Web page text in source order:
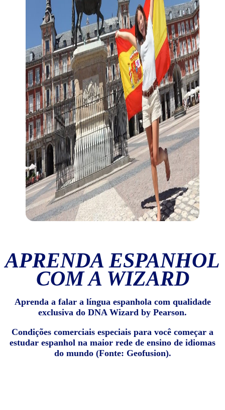
APRENDA ESPANHOL
COM A WIZARD
Aprenda a falar a língua espanhola com qualidade
exclusiva do DNA Wizard by Pearson.
Condições comerciais especiais para você começar a
estudar espanhol na maior rede de ensino de idiomas
do mundo (Fonte: Geofusion).